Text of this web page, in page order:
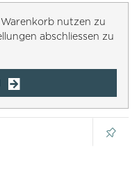
nutzen zu
abschliessen zu